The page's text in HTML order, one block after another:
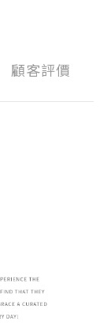
顧客評價